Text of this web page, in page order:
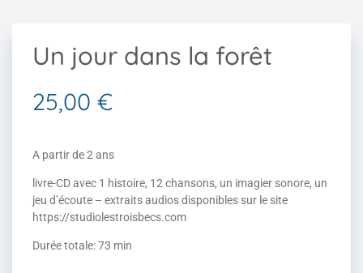
Un jour dans la forêt
25,00 €
A partir de 2 ans
livre-CD avec 1 histoire, 12 chansons, un imagier sonore, un
jeu d’écoute – extraits audios disponibles sur le site
https://studiolestroisbecs.com
Durée totale: 73 min